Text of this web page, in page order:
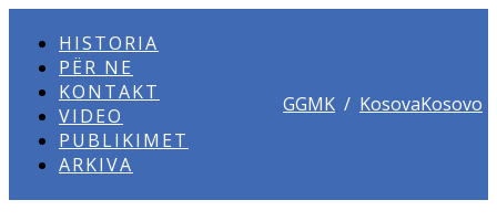
HISTORIA
PËR NE
KONTAKT
VIDEO
PUBLIKIMET
ARKIVA
GGMK / KosovaKosovo